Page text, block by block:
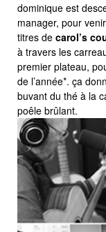
dominique est
manager, pour
titres de carol’s
à travers les
premier plateau,
de l’année*. ça
buvant du thé à la
poêle brûlant.